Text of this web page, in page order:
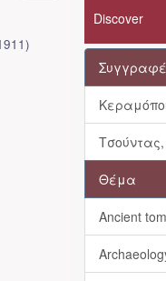
)
Discover
Θέμα
Ancient